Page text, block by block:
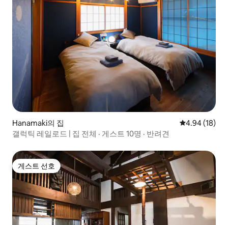
Hanamaki의 집 평점 4.94점(5
4.94 (18)
갤럭틱 레일로드 | 집 전체 · 게스트 10명 · 반려견
게스트 선호
게스트 선호